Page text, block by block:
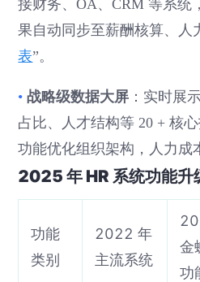
接财务、OA、CRM 等系统
果自动同步至薪酬核算、人
表”。
•战略级数据大屏 ：实时展
占比、人才结构等 20 + 核
功能优化组织架构，人力成
2025 年 HR 系统功能升
功能
类别
2022 年
主流系统
金
功